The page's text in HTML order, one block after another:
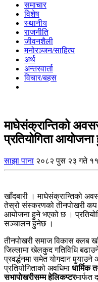
समाचार
विशेष
स्थानीय
राजनीति
जीवनशैली
मनोरञ्जन/साहित्य
अर्थ
अन्तरवार्ता
विचार/बहस
माघेसंक्रान्तिको
प्रतियोगिता
साझा पाना २०८२ पुस २३ गते
खाँदबारी । माघेसंक्रान्तिको
तेस्रो संस्करणको तीनपोखरी
आयोजना हुने भएको छ ।
सञ्चालन हुनेछ ।
तीनपोखरी समाज विकास क्लब
जिल्लामा खेलकुद गतिविधि
प्रवर्द्धनमा समेत योगदान
प्रतियोगिताको अवधिमा धार्मिक
सभापोखरीसम्म हेलिकप्टरमार्फत